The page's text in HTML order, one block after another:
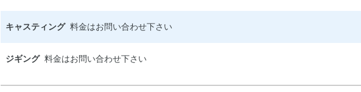
キャスティング 料金はお問い合わせ下さい
ジギング 料金はお問い合わせ下さい